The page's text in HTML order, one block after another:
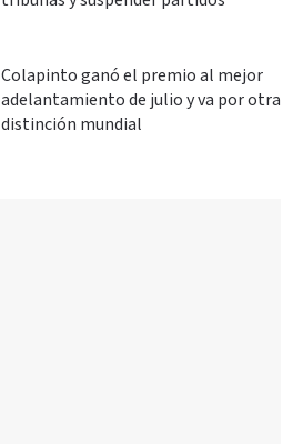
Colapinto ganó el premio al mejor
adelantamiento de julio y va por otra
distinción mundial